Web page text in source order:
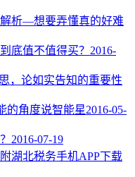
析—想要弄懂真的好难
底值不值得买？ 2016-
，论如实告知的重要性
的角度说智能星2016-05-
2016-07-19
湖北税务手机APP下载